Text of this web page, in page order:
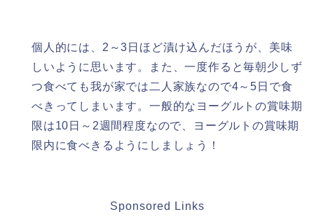
個人的には、2～3日ほど漬け込んだほうが、美味
しいように思います。また、一度作ると毎朝少しず
つ食べても我が家では二人家族なので4～5日で食
べきってしまいます。一般的なヨーグルトの賞味期
限は10日～2週間程度なので、ヨーグルトの賞味期
限内に食べきるようにしましょう！
Sponsored Links